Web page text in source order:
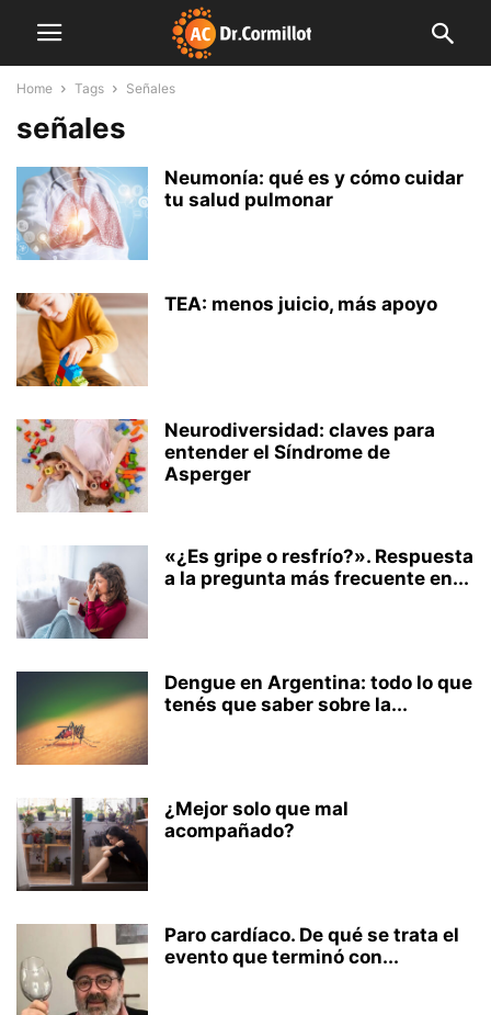
Home Tags Señales
señales
Neumonía: qué es y cómo cuidar
tu salud pulmonar
TEA: menos juicio, más apoyo
Neurodiversidad: claves para
entender el Síndrome de
Asperger
«¿Es gripe o resfrío?». Respuesta
a la pregunta más frecuente en...
Dengue en Argentina: todo lo que
tenés que saber sobre la...
¿Mejor solo que mal
acompañado?
Paro cardíaco. De qué se trata el
evento que terminó con...